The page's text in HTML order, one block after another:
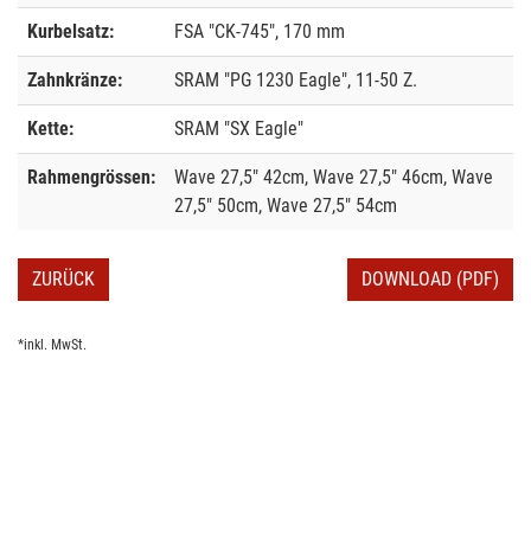
Kurbelsatz: FSA "CK-745", 170 mm
Zahnkränze: SRAM "PG 1230 Eagle", 11-50 Z.
Kette: SRAM "SX Eagle"
Rahmengrössen:
Wave 27,5" 42cm, Wave 27,5" 46cm, Wave
27,5" 50cm, Wave 27,5" 54cm
ZURÜCK DOWNLOAD (PDF)
*inkl. MwSt.